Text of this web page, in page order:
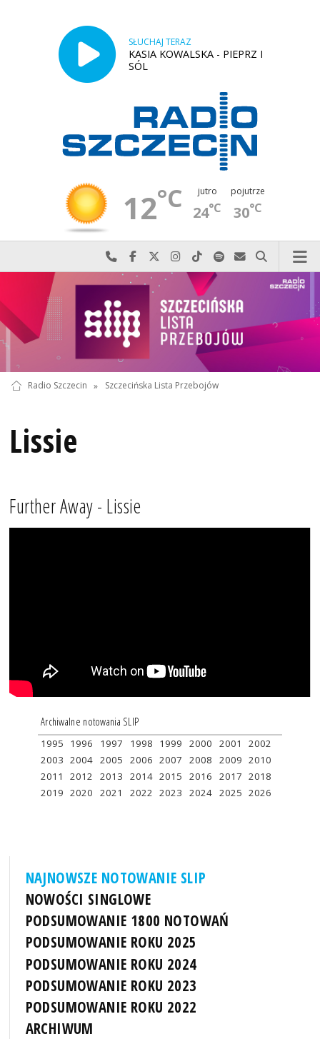
SŁUCHAJ TERAZ
KASIA KOWALSKA - PIEPRZ I
SÓL
12°C jutro
24°C
pojutrze
30°C
Najlepiej po prostu do nas zadzwoń
Odwiedź nas na Facebook-u
Odwiedź nas na X
Odwiedź nas na Instagram-ie
Odwiedź nas na TikTok-u
Szukaj nas na Spotify
Wyślij do nas
Szukaj
Radio Szczecin » Szczecińska Lista Przebojów
Lissie
Further Away - Lissie
Archiwalne notowania SLIP
1995 1996 1997 1998 1999 2000 2001
2002
2003 2004 2005 2006 2007 2008 2009 2010
2011
2012 2013 2014 2015 2016 2017 2018
2019 2020 2021 2022 2023 2024 2025 2026
NAJNOWSZE NOTOWANIE SLIP
NOWOŚCI SINGLOWE
PODSUMOWANIE 1800 NOTOWAŃ
PODSUMOWANIE ROKU 2025
PODSUMOWANIE ROKU 2024
PODSUMOWANIE ROKU 2023
PODSUMOWANIE ROKU 2022
ARCHIWUM